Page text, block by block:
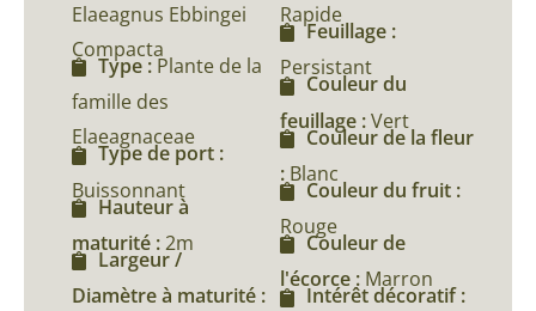
Elaeagnus Ebbingei
Compacta
Type : Plante de la
famille des
Elaeagnaceae
Type de port :
Buissonnant
Hauteur à
maturité :2m
Largeur /
Diamètre à maturité :
Rapide
Feuillage :
Persistant
Couleur du
feuillage :Vert
Couleur de la fleur
: Blanc
Couleur du fruit :
Rouge
Couleur de
l'écorce : Marron
Intérêt décoratif :